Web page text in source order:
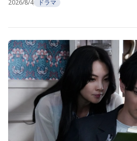
2026/8/4 ドラマ